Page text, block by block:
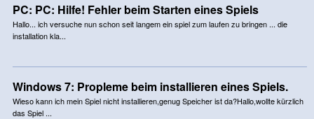
PC: PC: Hilfe! Fehler beim Starten eines Spiels
Hallo... ich versuche nun schon seit langem ein spiel zum laufen zu bringen ... die
installation kla...
Windows 7: Propleme beim installieren eines Spiels.
Wieso kann ich mein Spiel nicht installieren,genug Speicher ist da?Hallo,wollte kürzlich
das Spiel ...